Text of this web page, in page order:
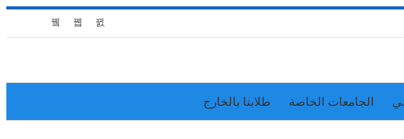
الجامعات الخاصة طلابنا بالخارج